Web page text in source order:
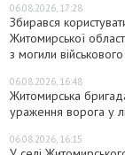
06.08.2026, 17:28
Збирався
Житомирської
з могили військового
06.08.2026, 16:48
Житомирська
ураження ворога у
06.08.2026, 16:15